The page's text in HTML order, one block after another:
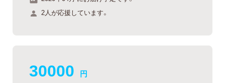
2人が応援しています。
30000 円